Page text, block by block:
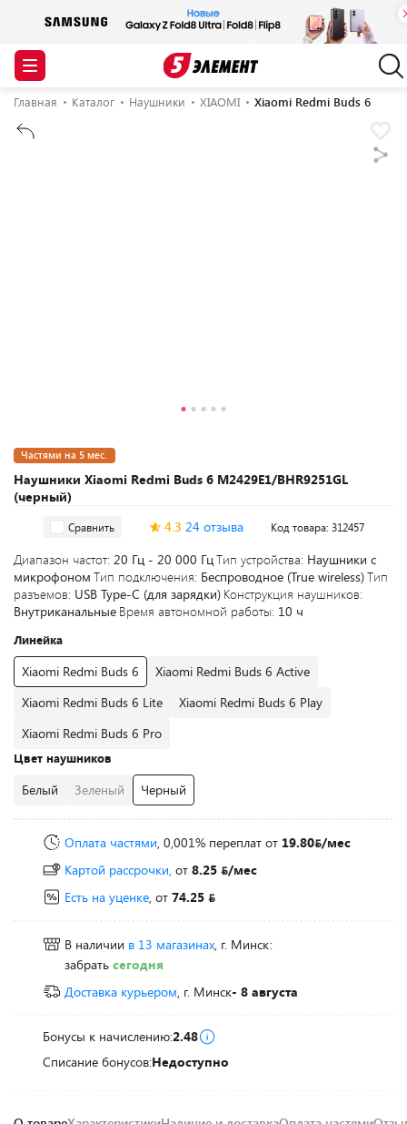
Главная Каталог Наушники XIAOMI Xiaomi Redmi Buds 6
Наушники Xiaomi Redmi Buds 6 M2429E1/BHR9251GL
(черный)
Частями на 5 мес.
Сравнить 4.3 24 отзыва Код товара: 312457
Диапазон частот: 20 Гц - 20 000 ГцТип устройства: Наушники с
микрофоном Тип подключения: Беспроводное (True wireless)Тип
разъемов: USB Type-C (для зарядки) Конструкция наушников:
Внутриканальные Время автономной работы: 10 ч
Линейка
Xiaomi Redmi Buds 6
Xiaomi Redmi Buds 6 Active
Xiaomi Redmi Buds 6 Lite
Xiaomi Redmi Buds 6 Play
Xiaomi Redmi Buds 6 Pro
Цвет наушников
Белый Зеленый Черный
Оплата частями, 0,001% переплат от 19.80 /мес
Картой рассрочки, от 8.25
/мес
Есть на уценке, от 74.25
В наличии в 13 магазинах, г. Минск:
забрать сегодня
Доставка курьером, г. Минск- 8 августа
Бонусы к начислению:2.48
Списание бонусов:Недоступно